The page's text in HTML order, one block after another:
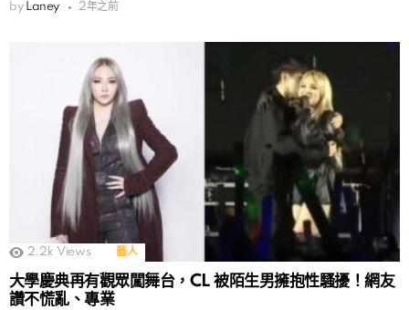
by Laney 2年之前
2.2k Views 藝人
大學慶典再有觀眾闖舞台，CL 被陌生男擁抱性騷擾！網友
讚不慌亂、專業